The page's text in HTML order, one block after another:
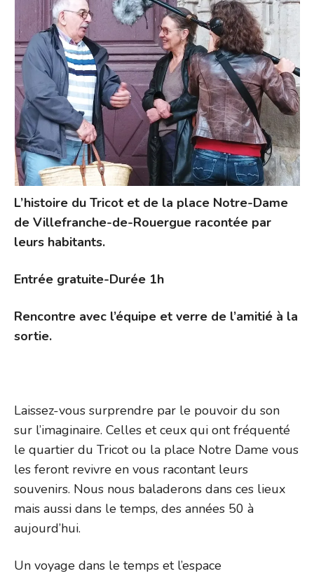
L’histoire du Tricot et de la place Notre-Dame
de Villefranche-de-Rouergue racontée par
leurs habitants.
Entrée gratuite-Durée 1h
Rencontre avec l’équipe et verre de l’amitié à la
sortie.
Laissez-vous surprendre par le pouvoir du son
sur l’imaginaire. Celles et ceux qui ont fréquenté
le quartier du Tricot ou la place Notre Dame vous
les feront revivre en vous racontant leurs
souvenirs. Nous nous baladerons dans ces lieux
mais aussi dans le temps, des années 50 à
aujourd’hui.
Un voyage dans le temps et l’espace